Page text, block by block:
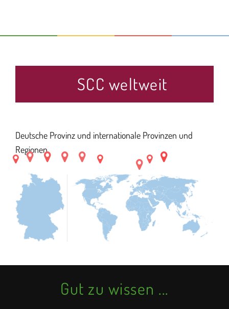
SCC weltweit
Deutsche Provinz und internationale Provinzen und
Regionen.
Gut zu wissen ...